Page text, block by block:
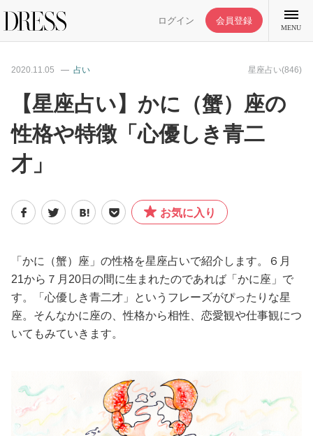
ログイン 会員登録
MENU
特集記事
ライフスタイル
ファッション
恋愛/結婚/離婚
美容/健康
ワークスタイル
妊娠/出産/家族
2020.11.05 占い 星座占い(846)
【星座占い】かに（蟹）座の
性格や特徴「心優しき青二
才」
お気に入り
「かに（蟹）座」の性格を星座占いで紹介します。６月
21から７月20日の間に生まれたのであれば「かに座」で
す。「心優しき青二才」というフレーズがぴったりな星
座。そんなかに座の、性格から相性、恋愛観や仕事観につ
いてもみていきます。